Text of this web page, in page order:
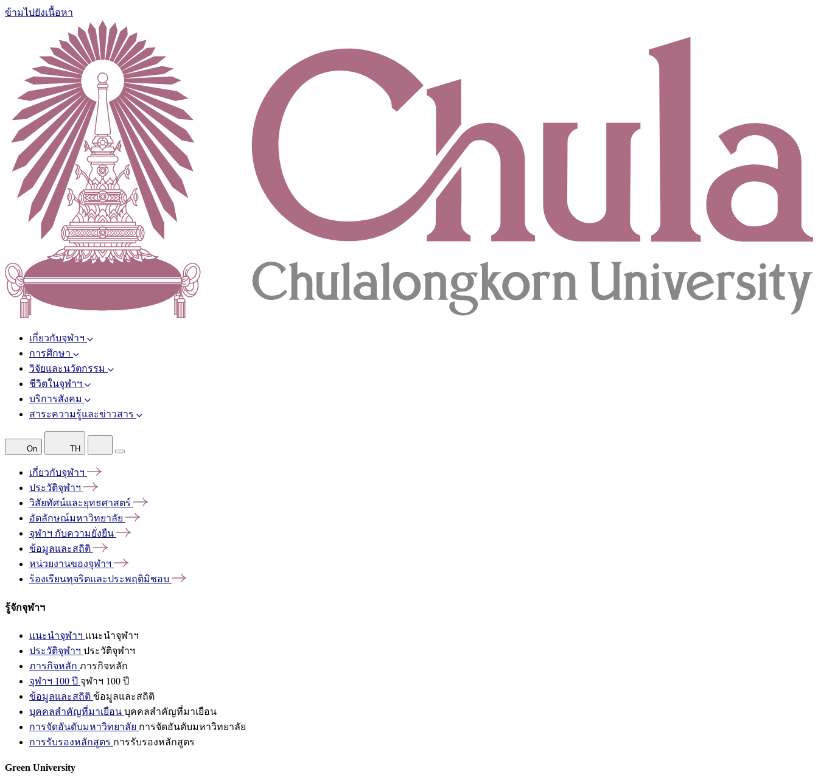
ข้ามไปยังเนื้อหา
เกี่ยวกับจุฬาฯ
การศึกษา
วิจัยและนวัตกรรม
ชีวิตในจุฬาฯ
บริการสังคม
สาระความรู้และข่าวสาร
On TH
เกี่ยวกับจุฬาฯ
ประวัติจุฬาฯ
วิสัยทัศน์และยุทธศาสตร์
อัตลักษณ์มหาวิทยาลัย
จุฬาฯ กับความยั่งยืน
ข้อมูลและสถิติ
หน่วยงานของจุฬาฯ
ร้องเรียนทุจริตและประพฤติมิชอบ
รู้จักจุฬาฯ
แนะนำจุฬาฯ แนะนำจุฬาฯ
ประวัติจุฬาฯ ประวัติจุฬาฯ
ภารกิจหลัก ภารกิจหลัก
จุฬาฯ 100 ปี จุฬาฯ 100 ปี
ข้อมูลและสถิติ ข้อมูลและสถิติ
บุคคลสำคัญที่มาเยือน บุคคลสำคัญที่มาเยือน
การจัดอันดับมหาวิทยาลัย การจัดอันดับมหาวิทยาลัย
การรับรองหลักสูตร การรับรองหลักสูตร
Green University